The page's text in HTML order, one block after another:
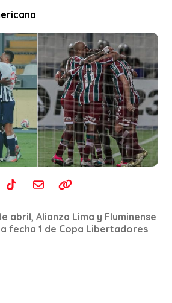
abril, Alianza Lima y Fluminense
fecha 1 de Copa Libertadores